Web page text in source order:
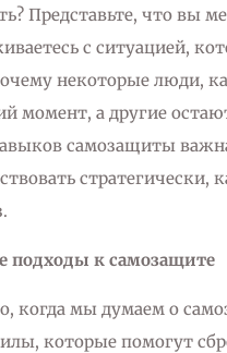
Представьте, что вы
с ситуацией,
некоторые люди,
момент, а другие
самозащиты
стратегически,
подходы к самозащите
когда мы думаем о
которые помогут